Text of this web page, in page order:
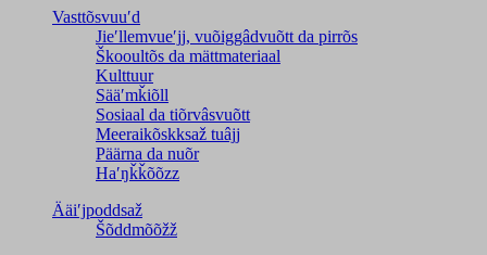
Vasttõsvuuʹd
Jieʹllemvueʹjj, vuõiggâdvuõtt da pirrõs
Škooultõs da mättmateriaal
Kulttuur
Sääʹmǩiõll
Sosiaal da tiõrvâsvuõtt
Meeraikõskksaž tuâjj
Päärna da nuõr
Haʹŋǩǩõõzz
Ääiʹjpoddsaž
Šõddmõõžž